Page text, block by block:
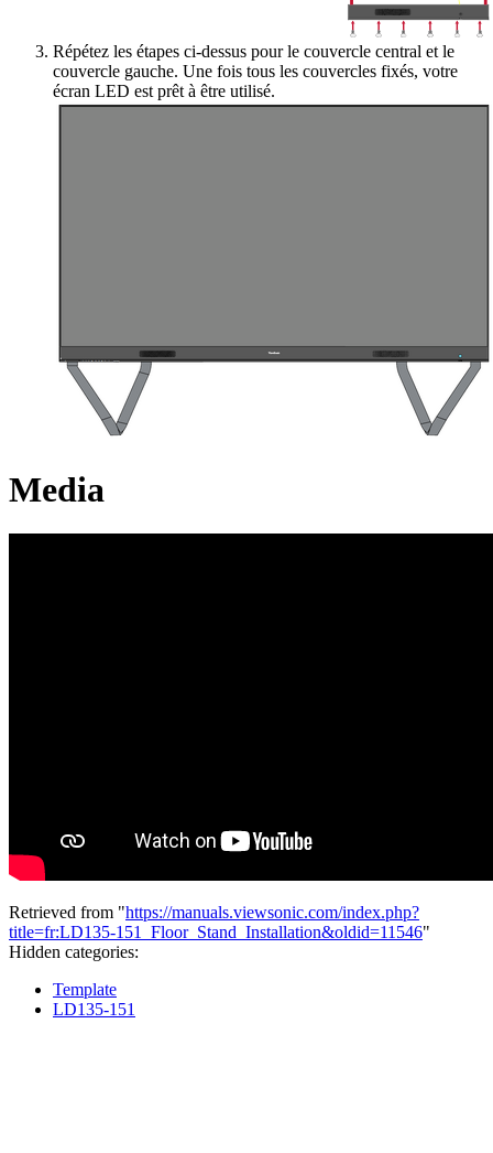
Répétez les étapes ci-dessus pour le couvercle central et le
couvercle gauche. Une fois tous les couvercles fixés, votre
écran LED est prêt à être utilisé.
Media
Retrieved from "https://manuals.viewsonic.com/index.php?
title=fr:LD135-151_Floor_Stand_Installation&oldid=11546"
Hidden categories:
Template
LD135-151